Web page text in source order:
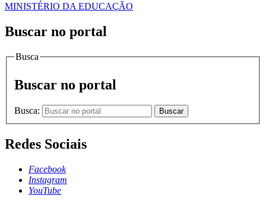
MINISTÉRIO DA EDUCAÇÃO
Buscar no portal
Busca
Buscar no portal
Busca: Buscar
Redes Sociais
Facebook
Instagram
YouTube